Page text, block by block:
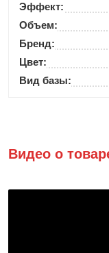
Эффект:
Объем:
Бренд:
Цвет:
Вид базы:
Видео о